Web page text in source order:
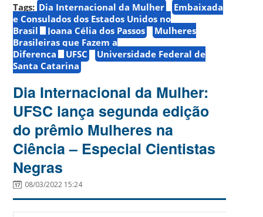
Tags: Dia Internacional da Mulher
Embaixada
e Consulados dos Estados Unidos no
Brasil
Joana Célia dos Passos
Mulheres
Brasileiras que Fazem a
Diferença
UFSC
Universidade Federal de
Santa Catarina
Dia Internacional da Mulher:
UFSC lança segunda edição
do prêmio Mulheres na
Ciência – Especial Cientistas
Negras
08/03/2022 15:24